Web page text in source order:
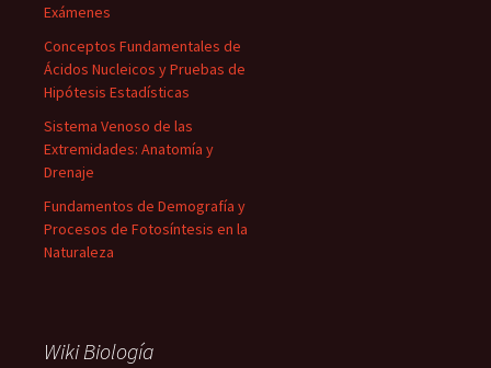
Exámenes
Conceptos Fundamentales de
Ácidos Nucleicos y Pruebas de
Hipótesis Estadísticas
Sistema Venoso de las
Extremidades: Anatomía y
Drenaje
Fundamentos de Demografía y
Procesos de Fotosíntesis en la
Naturaleza
Wiki Biología